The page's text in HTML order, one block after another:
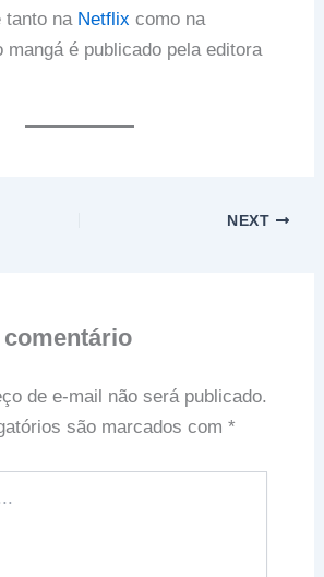
tanto na Netflix como na
mangá é publicado pela editora
NEXT
de e-mail não será publicado.
são marcados com *